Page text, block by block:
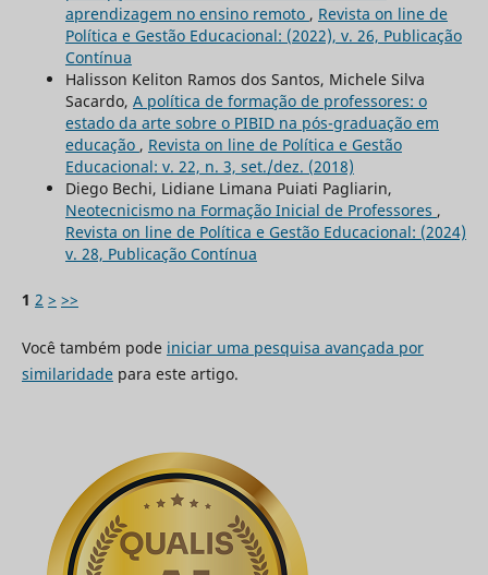
aprendizagem no ensino remoto , Revista on line de
Política e Gestão Educacional: (2022), v. 26, Publicação
Contínua
Halisson Keliton Ramos dos Santos, Michele Silva
Sacardo, A política de formação de professores: o
estado da arte sobre o PIBID na pós-graduação em
educação , Revista on line de Política e Gestão
Educacional: v. 22, n. 3, set./dez. (2018)
Diego Bechi, Lidiane Limana Puiati Pagliarin,
Neotecnicismo na Formação Inicial de Professores ,
Revista on line de Política e Gestão Educacional: (2024)
v. 28, Publicação Contínua
1 2 > >>
Você também pode iniciar uma pesquisa avançada por
similaridadepara este artigo.